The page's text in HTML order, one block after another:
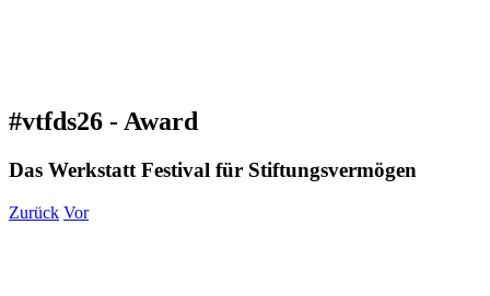
#vtfds26 - Award
Das Werkstatt Festival für Stiftungsvermögen
Zurück Vor